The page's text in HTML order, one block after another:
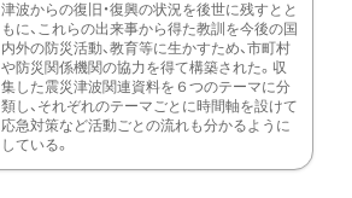
津波からの復旧・復興の状況を後世に残すとと
もに、これらの出来事から得た教訓を今後の国
内外の防災活動、教育等に生かすため、市町村
や防災関係機関の協力を得て構築された。収
集した震災津波関連資料を６つのテーマに分
類し、それぞれのテーマごとに時間軸を設けて
応急対策など活動ごとの流れも分かるように
している。